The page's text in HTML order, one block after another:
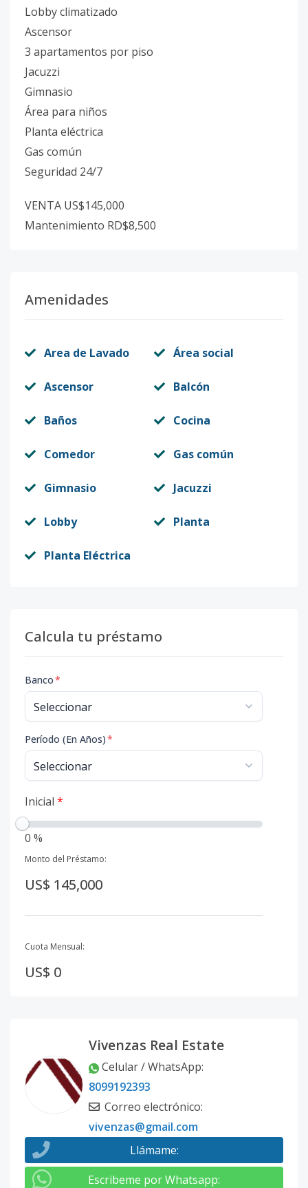
Lobby climatizado
Ascensor
3 apartamentos por piso
Jacuzzi
Gimnasio
Área para niños
Planta eléctrica
Gas común
Seguridad 24/7
VENTA US$145,000
Mantenimiento RD$8,500
Amenidades
Area de Lavado Área social
Ascensor Balcón
Baños Cocina
Comedor Gas común
Gimnasio Jacuzzi
Lobby Planta
Planta Eléctrica
Calcula tu préstamo
Banco*
Período (En Años)*
Inicial *
0 %
Monto del Préstamo:
US$ 145,000
Cuota Mensual:
US$ 0
Vivenzas Real Estate
Celular / WhatsApp:
8099192393
Correo electrónico:
vivenzas@gmail.com
Llámame:
Escribeme por Whatsapp: